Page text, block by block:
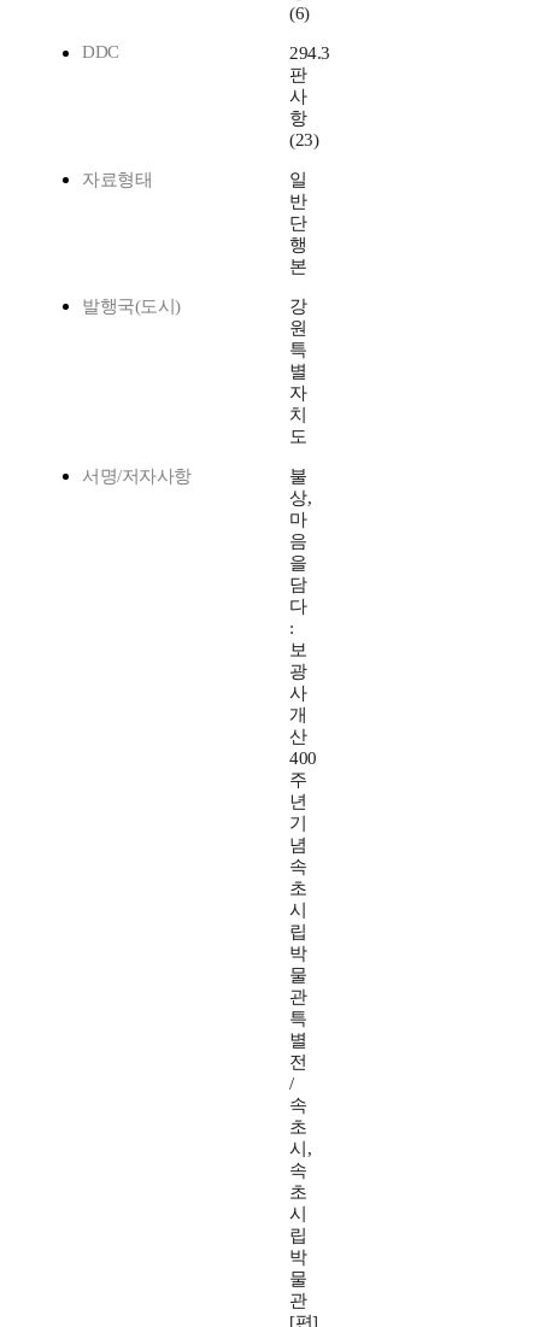
(6)
DDC
294.3
판
사
항
(23)
자료형태
일
반
단
행
본
발행국(도시)
강
원
특
별
자
치
도
서명/저자사항
불
상,
마
음
을
담
다
:
보
광
사
개
산
400
주
년
기
념
속
초
시
립
박
물
관
특
별
전
/
속
초
시,
속
초
시
립
박
물
관
[편]